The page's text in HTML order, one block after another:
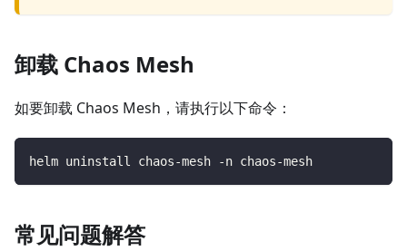
卸载 Chaos Mesh
如要卸载 Chaos Mesh，请执行以下命令：
helm uninstall chaos-mesh -n chaos-mesh
常见问题解答